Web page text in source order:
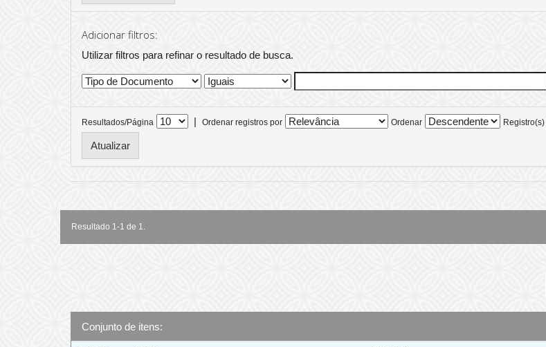
Adicionar filtros:
Utilizar filtros para refinar o resultado de busca.
Resultados/Página | Ordenar registros por Ordenar Registro(s)
Resultado 1-1 de 1.
Conjunto de itens: